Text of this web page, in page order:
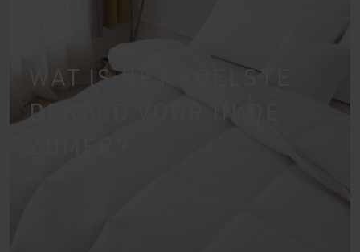
WAT IS HET KOELSTE
DEKBED VOOR IN DE